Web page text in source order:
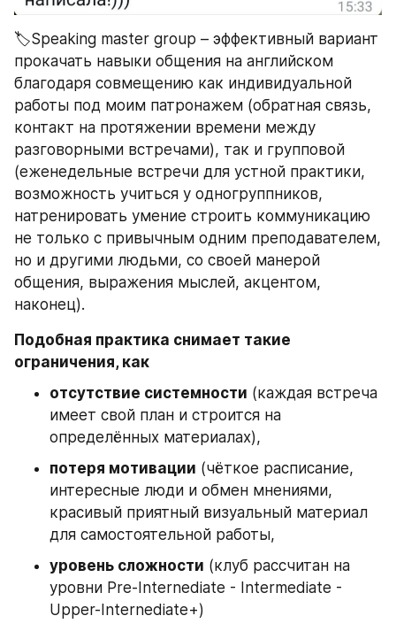
🏷Speaking master group – эффективный вариант
прокачать навыки общения на английском
благодаря совмещению как индивидуальной
работы под моим патронажем (обратная связь,
контакт на протяжении времени между
разговорными встречами), так и групповой
(еженедельные встречи для устной практики,
возможность учиться у одногруппников,
натренировать умение строить коммуникацию
не только с привычным одним преподавателем,
но и другими людьми, со своей манерой
общения, выражения мыслей, акцентом,
наконец).
Подобная практика снимает такие
ограничения, как
отсутствие системности (каждая встреча
имеет свой план и строится на
определённых материалах),
потеря мотивации (чёткое расписание,
интересные люди и обмен мнениями,
красивый приятный визуальный материал
для самостоятельной работы,
уровень сложности (клуб рассчитан на
уровни Pre-Internediate - Intermediate -
Upper-Internediate+)